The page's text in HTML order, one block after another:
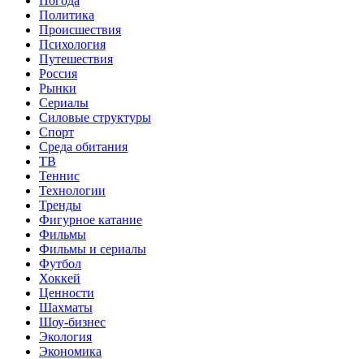
Политика
Происшествия
Психология
Путешествия
Россия
Рынки
Сериалы
Силовые структуры
Спорт
Среда обитания
ТВ
Теннис
Технологии
Тренды
Фигурное катание
Фильмы
Фильмы и сериалы
Футбол
Хоккей
Ценности
Шахматы
Шоу-бизнес
Экология
Экономика